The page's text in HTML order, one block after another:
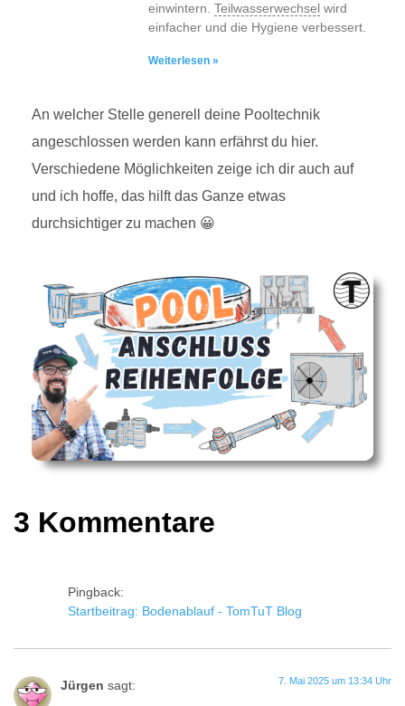
einwintern.Teilwasserwechsel wird
einfacher und die Hygiene verbessert.
Weiterlesen »
An welcher Stelle generell deine Pooltechnik
angeschlossen werden kann erfährst du hier.
Verschiedene Möglichkeiten zeige ich dir auch auf
und ich hoffe, das hilft das Ganze etwas
durchsichtiger zu machen 😀
3 Kommentare
Pingback:
Startbeitrag: Bodenablauf - TomTuT Blog
Jürgen sagt: 7. Mai 2025 um 13:34 Uhr